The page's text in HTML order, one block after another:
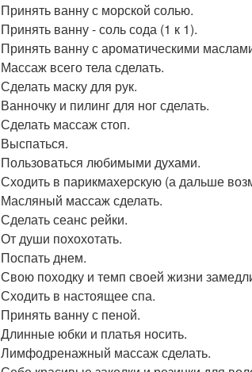
Принять ванну с морской солью.
Принять ванну - соль сода (1 к 1).
Принять ванну с ароматическими
Массаж всего тела сделать.
Сделать маску для рук.
Ванночку и пилинг для ног сделать.
Сделать массаж стоп.
Выспаться.
Пользоваться любимыми духами.
Сходить в парикмахерскую (а дальше
Масляный массаж сделать.
Сделать сеанс рейки.
От души похохотать.
Поспать днем.
Свою походку и темп своей жизни
Сходить в настоящее спа.
Принять ванну с пеной.
Длинные юбки и платья носить.
Лимфодренажный массаж сделать.